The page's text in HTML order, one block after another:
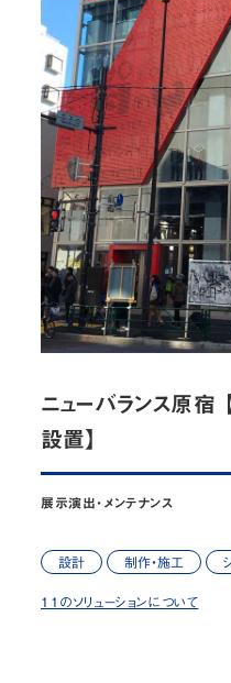
お問い合わせ
JP
プライバシーポリシー
ご利用規約・免責事項
© NOMURA medias Co.,Ltd. All
ニューバランス原宿
設置】
展示演出・メンテナンス
設計 制作・施工
11のソリューションについて